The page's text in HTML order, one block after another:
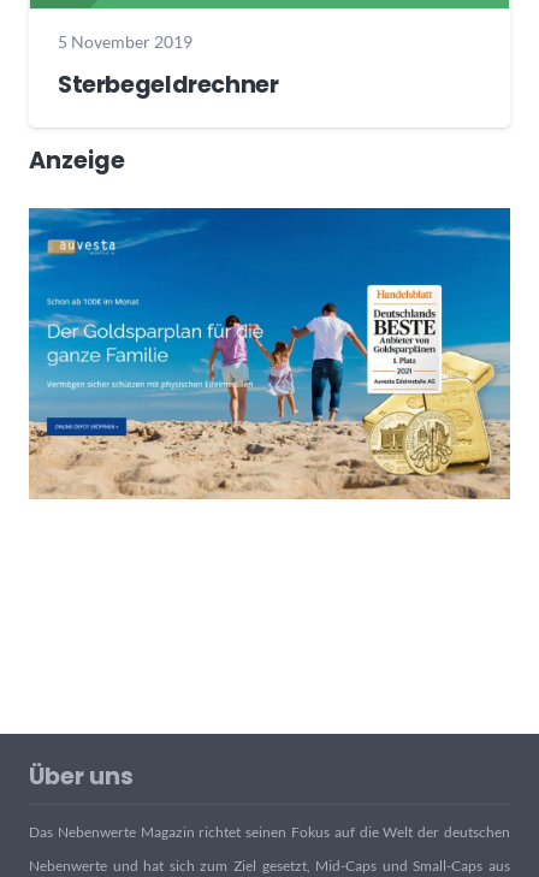
5 November 2019
Sterbegeldrechner
Anzeige
Über uns
Das Nebenwerte Magazin richtet seinen Fokus auf die Welt der deutschen
Nebenwerte und hat sich zum Ziel gesetzt, Mid-Caps und Small-Caps aus